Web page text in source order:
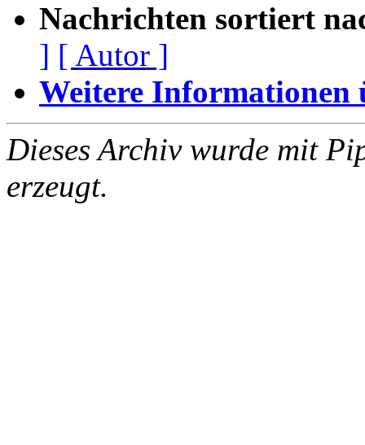
Nachrichten sortiert
] [ Autor ]
Weitere Informationen
Dieses Archiv wurde mit
erzeugt.